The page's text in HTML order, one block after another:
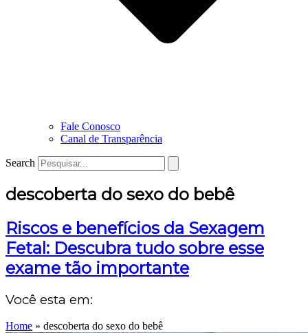
Fale Conosco
Canal de Transparência
Search
descoberta do sexo do bebê
Riscos e benefícios da Sexagem
Fetal: Descubra tudo sobre esse
exame tão importante
Você esta em:
Home » descoberta do sexo do bebê